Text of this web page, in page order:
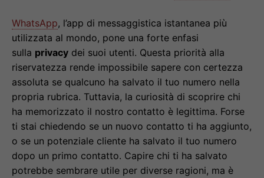
WhatsApp, l’app di messaggistica istantanea più
utilizzata al mondo, pone una forte enfasi
sulla privacy dei suoi utenti. Questa priorità alla
riservatezza rende impossibile sapere con certezza
assoluta se qualcuno ha salvato il tuo numero nella
propria rubrica. Tuttavia, la curiosità di scoprire chi
ha memorizzato il nostro contatto è legittima. Forse
ti stai chiedendo se un nuovo contatto ti ha aggiunto,
o se un potenziale cliente ha salvato il tuo numero
dopo un primo contatto. Capire chi ti ha salvato
potrebbe sembrare utile per diverse ragioni, ma è